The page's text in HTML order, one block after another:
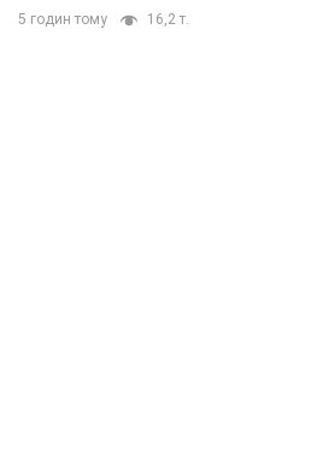
5 годин тому 16,2 т.